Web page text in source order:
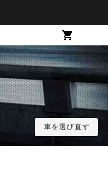
車を選び直す